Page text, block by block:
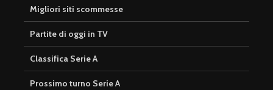
Migliori siti scommesse
Partite di oggi in TV
Classifica Serie A
Prossimo turno Serie A